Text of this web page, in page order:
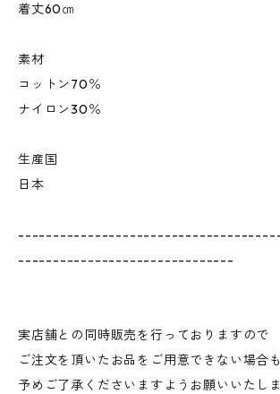
着丈60㎝
素材
コットン70％
ナイロン30％
生産国
日本
-------------------------------
実店舗との同時販売を行っておりますので
ご注文を頂いたお品をご用意できない場合
予めご了承くださいますようお願いいたしま